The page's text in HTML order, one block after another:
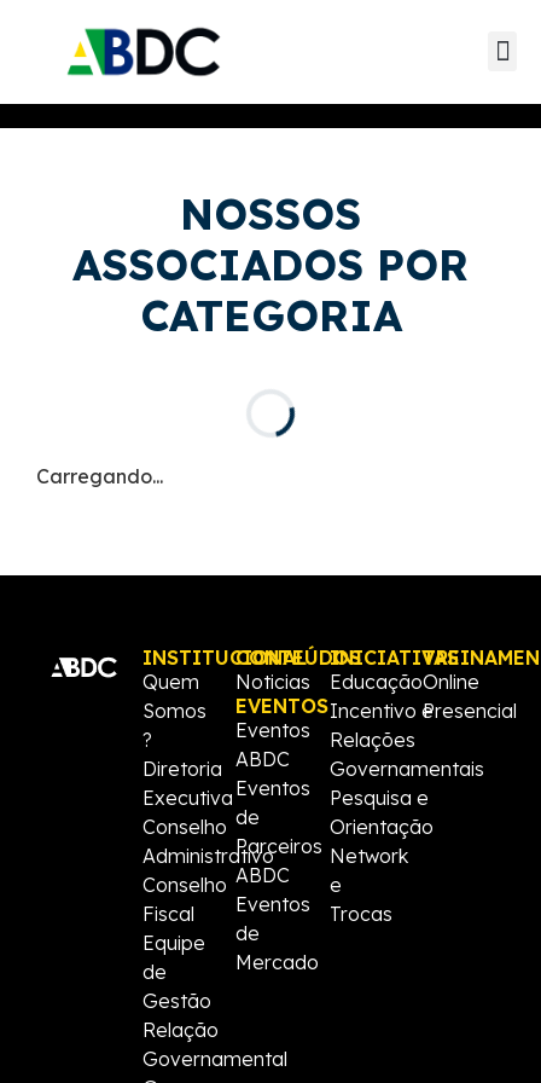
NOSSOS
ASSOCIADOS POR
CATEGORIA
Carregando...
INSTITUCIONAL
Quem
Somos
?
Diretoria
Executiva
Conselho
Administrativo
Conselho
Fiscal
Equipe
de
Gestão
Relação
Governamental
CONTEÚDOS
Noticias
EVENTOS
Eventos
ABDC
Eventos
de
Parceiros
ABDC
Eventos
de
Mercado
INICIATIVAS
Educação
Incentivo e
Relações
Governamentais
Pesquisa e
Orientação
Network
e
Trocas
Online
Presencial